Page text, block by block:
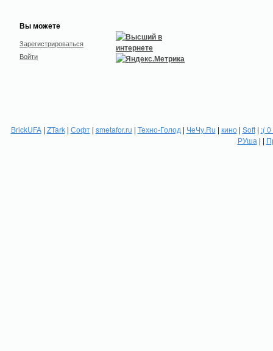
Вы можете
Зарегистрироваться
Войти
BrickUFA| ZTark| Софт| smetafor.ru | Техно-Голод | ЧеЧу.Ru | кино| Soft| :(
РУша | |